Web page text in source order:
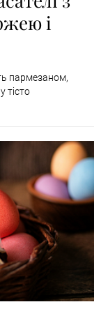
і
пармезаном,
тісто